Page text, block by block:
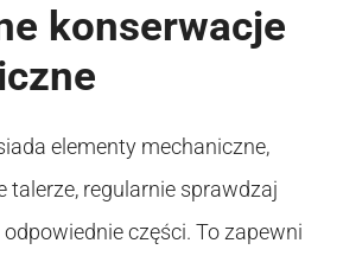
konserwacje
elementy mechaniczne,
talerze, regularnie sprawdzaj
części. To zapewni